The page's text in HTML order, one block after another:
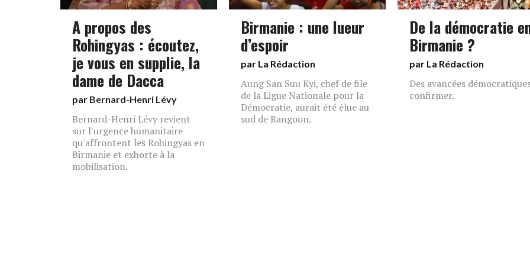
A propos des
Rohingyas : écoutez,
je vous en supplie, la
dame de Dacca
par Bernard-Henri Lévy
Bernard-Henri Lévy revient
sur l'urgence humanitaire
qu'affrontent les Rohingyas en
Birmanie et exhorte à la
mobilisation.
Birmanie : une lueur
d’espoir
par La Rédaction
Aung San Suu Kyi, chef de file
de la Ligue Nationale pour la
Démocratie, aurait été élue au
sud de Rangoon.
De la démocratie
Birmanie ?
par La Rédaction
Des avancées
confirmer.